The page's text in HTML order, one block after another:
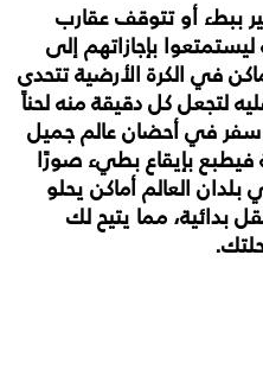
ببطء أو تتوقف عقارب
بإجازاتهم إلى
في الكرة الأرضية تتحدى
لتجعل كل دقيقة منه لحناً
في أحضان عالم جميل
بإيقاع بطيء صورًا
العالم أماكن يحلو
بدائية، مما يتيح لك